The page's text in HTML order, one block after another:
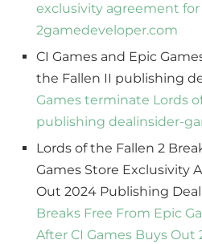
exclusivity agreement for
2gamedeveloper.com
CI Games and Epic
the Fallen II publishing
Games terminate Lords
publishing deal insider-
Lords of the Fallen 2
Games Store Exclusivity
Out 2024 Publishing Deal
Breaks Free From Epic
After CI Games Buys